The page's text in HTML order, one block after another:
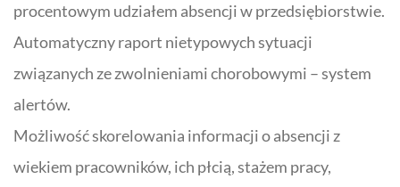
procentowym udziałem absencji w przedsiębiorstwie.
Automatyczny raport nietypowych sytuacji
związanych ze zwolnieniami chorobowymi – system
alertów.
Możliwość skorelowania informacji o absencji z
wiekiem pracowników, ich płcią, stażem pracy,